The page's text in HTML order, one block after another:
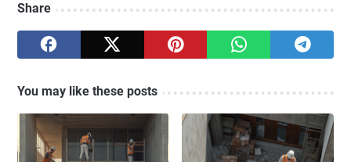
Share
You may like these posts